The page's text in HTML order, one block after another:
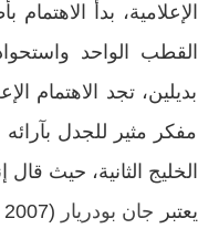
الإعلامية، بدأ
القطب الواحد
بديلين، تجد الاهتمام
مفكر مثير للجدل
الخليج الثانية، حيث قال
يعتبر جان بودريار